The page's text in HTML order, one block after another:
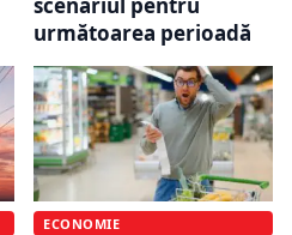
scenariul pentru
următoarea perioadă
ECONOMIE